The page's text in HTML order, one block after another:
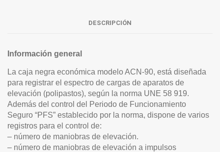
DESCRIPCIÓN
Información general
La caja negra económica modelo ACN-90, está diseñada
para registrar el espectro de cargas de aparatos de
elevación (polipastos), según la norma UNE 58 919.
Además del control del Periodo de Funcionamiento
Seguro “PFS” establecido por la norma, dispone de varios
registros para el control de:
– número de maniobras de elevación.
– número de maniobras de elevación a impulsos